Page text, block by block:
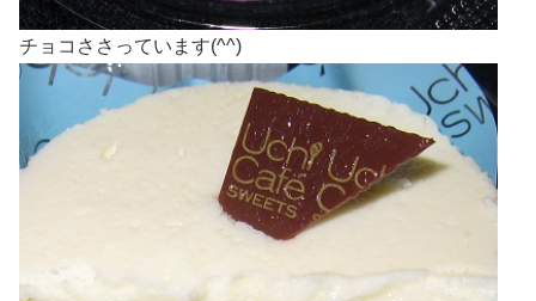
チョコささっています(^^)